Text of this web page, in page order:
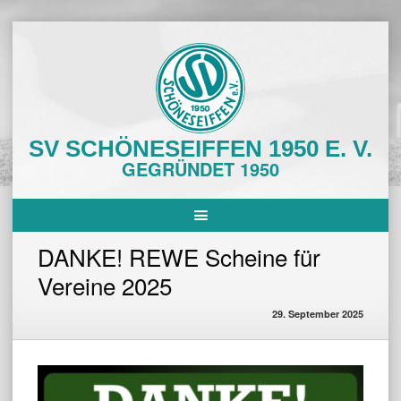
SV SCHÖNESEIFFEN 1950 E. V.
GEGRÜNDET 1950
DANKE! REWE Scheine für
Vereine 2025
29. September 2025